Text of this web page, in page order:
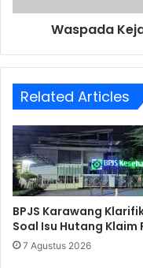
Waspada
Related Articles
BPJS Karawang
Soal Isu Hutang Klaim
7 Agustus 2026